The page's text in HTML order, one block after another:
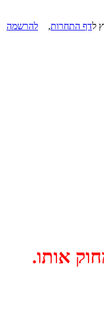
דף התחרות,
להרשמה